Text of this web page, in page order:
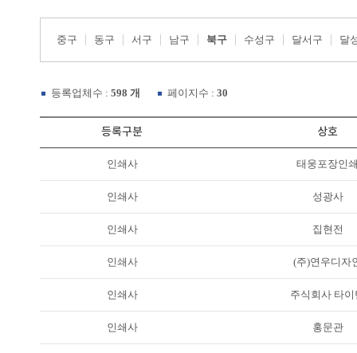
중구 동구 서구 남구 북구 수성구 달서구 달
등록업체수 : 598 개 페이지수 : 30
등록구분 상호
인쇄사 태웅포장인
인쇄사 성광사
인쇄사 집현전
인쇄사 (주)연우디자
인쇄사 주식회사 타이
인쇄사 홍문관